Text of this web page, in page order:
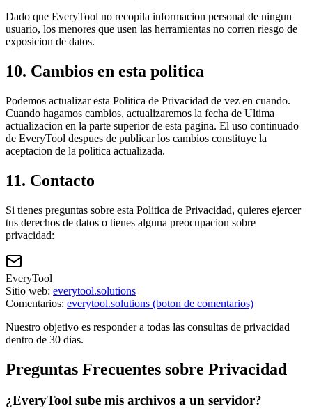
Dado que EveryTool no recopila informacion personal de ningun
usuario, los menores que usen las herramientas no corren riesgo de
exposicion de datos.
10. Cambios en esta politica
Podemos actualizar esta Politica de Privacidad de vez en cuando.
Cuando hagamos cambios, actualizaremos la fecha de Ultima
actualizacion en la parte superior de esta pagina. El uso continuado
de EveryTool despues de publicar los cambios constituye la
aceptacion de la politica actualizada.
11. Contacto
Si tienes preguntas sobre esta Politica de Privacidad, quieres ejercer
tus derechos de datos o tienes alguna preocupacion sobre
privacidad:
EveryTool
Sitio web: everytool.solutions
Comentarios: everytool.solutions (boton de comentarios)
Nuestro objetivo es responder a todas las consultas de privacidad
dentro de 30 dias.
Preguntas Frecuentes sobre Privacidad
¿EveryTool sube mis archivos a un servidor?